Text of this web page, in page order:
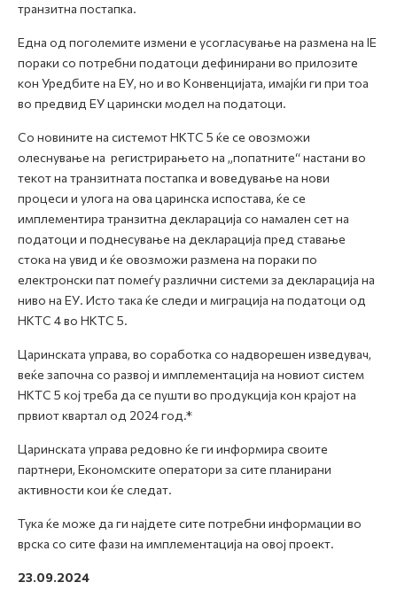
транзитна постапка.
Една од поголемите измени е усогласување на размена на IE
пораки со потребни податоци дефинирани во прилозите
кон Уредбите на ЕУ, но и во Конвенцијата, имајќи ги при тоа
во предвид ЕУ царински модел на податоци.
Со новините на системот НКТС 5 ќе се овозможи
олеснување на регистрирањето на „попатните“ настани во
текот на транзитната постапка и воведување на нови
процеси и улога на ова царинска испостава, ќе се
имплементира транзитна декларација со намален сет на
податоци и поднесување на декларација пред ставање
стока на увид и ќе овозможи размена на пораки по
електронски пат помеѓу различни системи за декларација на
ниво на ЕУ. Исто така ќе следи и миграција на податоци од
НКТС 4 во НКТС 5.
Царинската управа, во соработка со надворешен изведувач,
веќе започна со развој и имплементација на новиот систем
НКТС 5 кој треба да се пушти во продукција кон крајот на
првиот квартал од 2024 год.*
Царинската управа редовно ќе ги информира своите
партнери, Економските оператори за сите планирани
активности кои ќе следат.
Тука ќе може да ги најдете сите потребни информации во
врска со сите фази на имплементација на овој проект.
23.09.2024